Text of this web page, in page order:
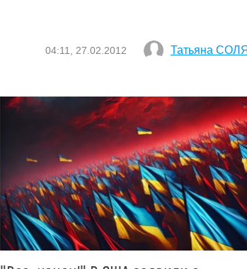
04:11, 27.02.2012 Татьяна